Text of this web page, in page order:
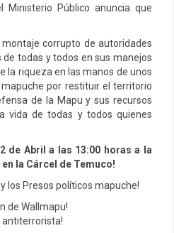
Público anuncia que
corrupto de autoridades
todas y todos en sus manejos
la riqueza en las manos de unos
por restituir el territorio
de la Mapu y sus recursos
vida de todas y todos quienes
de Abril a las 13:00 horas a la
la Cárcel de Temuco!
los Presos políticos mapuche!
de Wallmapu!
antiterrorista!